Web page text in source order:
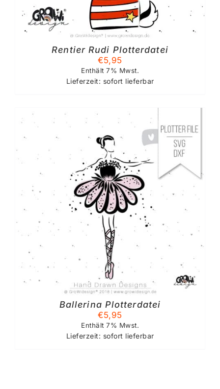
Rentier Rudi Plotterdatei
€5,95
Enthält 7% Mwst.
Lieferzeit: sofort lieferbar
Ballerina Plotterdatei
€5,95
Enthält 7% Mwst.
Lieferzeit: sofort lieferbar